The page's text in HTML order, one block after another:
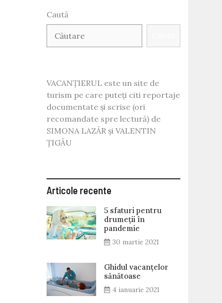
Caută
VACANȚIERUL este un site de
turism pe care puteți citi reportaje
documentate și scrise (ori
recomandate spre lectură) de
SIMONA LAZĂR și VALENTIN
ȚIGĂU
Articole recente
5 sfaturi pentru
drumeții în
pandemie
30 martie 2021
Ghidul vacanțelor
sănătoase
4 ianuarie 2021